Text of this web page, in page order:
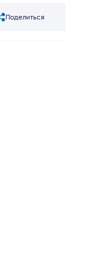
Поделиться